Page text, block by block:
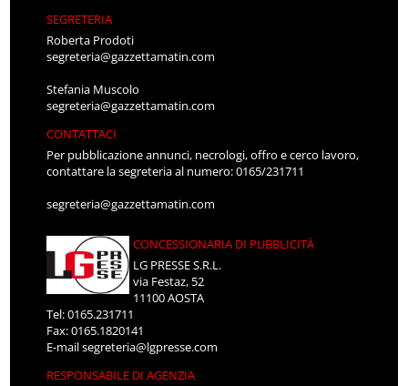
SEGRETERIA
Roberta Prodoti
segreteria@gazzettamatin.com
Stefania Muscolo
segreteria@gazzettamatin.com
CONTATTACI
Per pubblicazione annunci, necrologi, offro e cerco lavoro,
contattare la segreteria al numero: 0165/231711
segreteria@gazzettamatin.com
CONCESSIONARIA DI PUBBLICITÀ
LG PRESSE S.R.L.
via Festaz, 52
11100 AOSTA
Tel: 0165.231711
Fax: 0165.1820141
E-mailsegreteria@lgpresse.com
RESPONSABILE DI AGENZIA